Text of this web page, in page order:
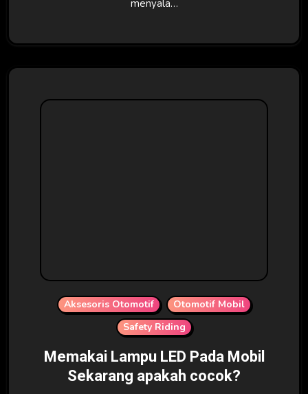
menyala…
Aksesoris Otomotif
Otomotif Mobil
Safety Riding
Memakai Lampu LED Pada Mobil
Sekarang apakah cocok?